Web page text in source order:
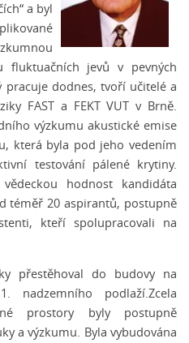
a byl
fluktuačních jevů v pevných
pracuje dodnes, tvoří učitelé a
FAST a FEKT VUT v Brně.
výzkumu akustické emise
která byla pod jeho vedením
testování pálené krytiny.
hodnost kandidáta
téměř 20 aspirantů, postupně
kteří spolupracovali na
přestěhoval do budovy na
podlaží.Zcela
prostory byly postupně
a výzkumu. Byla vybudována